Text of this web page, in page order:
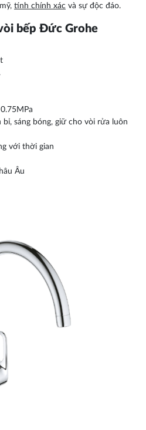
tính chính xác và sự độc đáo.
bếp Đức Grohe
sáng bóng, giữ cho vòi rửa luôn
với thời gian
Âu